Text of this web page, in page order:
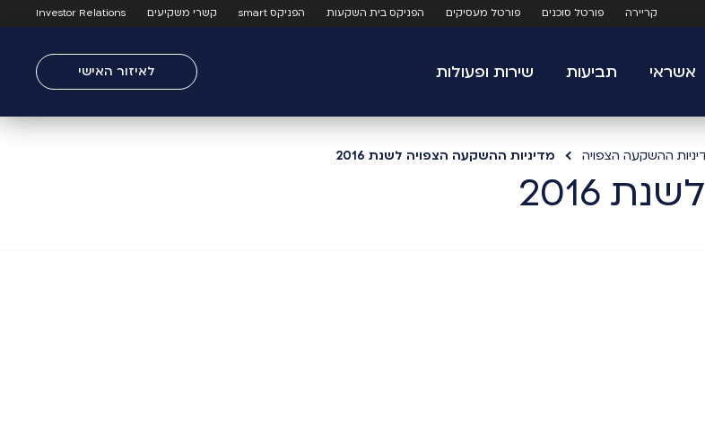
קריירה פורטל סוכנים פורטל מעסיקים הפניקס בית השקעות הפניקס smart קשרי משקיעים Investor Relations
אשראי תביעות שירות ופעולות לאיזור האישי
ההשקעה הצפויה מדיניות ההשקעה הצפויה לשנת 2016
2016